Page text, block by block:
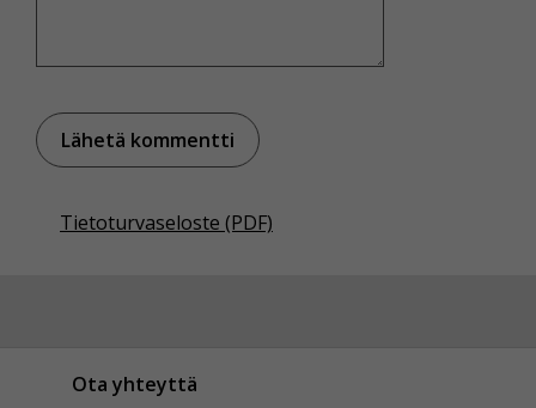
Tietoturvaseloste (PDF)
Ota yhteyttä